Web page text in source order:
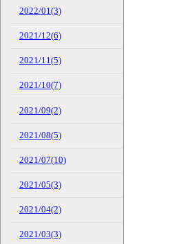
2022/01(3)
2021/12(6)
2021/11(5)
2021/10(7)
2021/09(2)
2021/08(5)
2021/07(10)
2021/05(3)
2021/04(2)
2021/03(3)